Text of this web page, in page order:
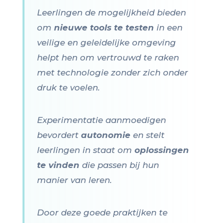
Leerlingen de mogelijkheid bieden
om nieuwe tools te testen in een
veilige en geleidelijke omgeving
helpt hen om vertrouwd te raken
met technologie zonder zich onder
druk te voelen.
Experimentatie aanmoedigen
bevordert autonomie en stelt
leerlingen in staat om oplossingen
te vinden die passen bij hun
manier van leren.
Door deze goede praktijken te